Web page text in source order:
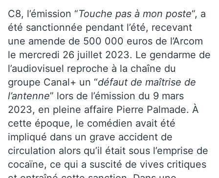
C8, l’émission “Touche pas à mon poste“, a
été sanctionnée pendant l’été, recevant
une amende de 500 000 euros de l’Arcom
le mercredi 26 juillet 2023. Le gendarme de
l’audiovisuel reproche à la chaîne du
groupe Canal+ un “défaut de maîtrise de
l’antenne” lors de l’émission du 9 mars
2023, en pleine affaire Pierre Palmade. À
cette époque, le comédien avait été
impliqué dans un grave accident de
circulation alors qu’il était sous l’emprise de
cocaïne, ce qui a suscité de vives critiques